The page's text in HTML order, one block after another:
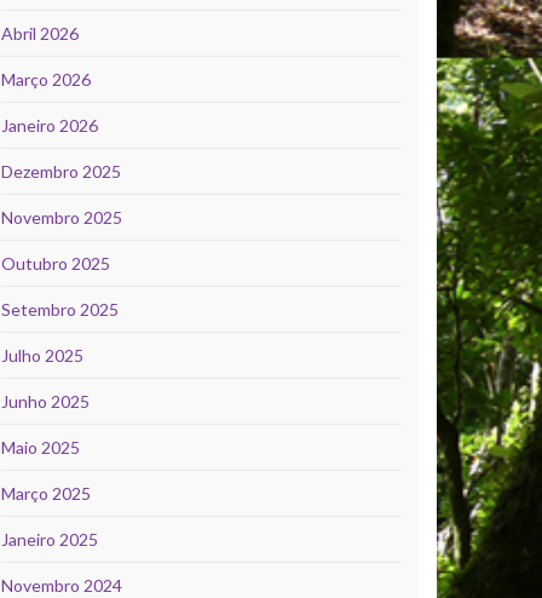
Abril 2026
Março 2026
Janeiro 2026
Dezembro 2025
Novembro 2025
Outubro 2025
Setembro 2025
Julho 2025
Junho 2025
Maio 2025
Março 2025
Janeiro 2025
Novembro 2024